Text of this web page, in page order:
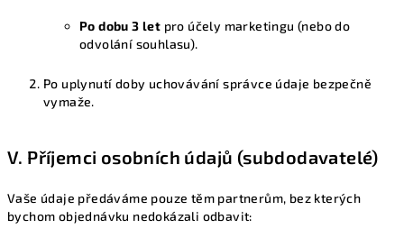
Po dobu 3 let pro účely marketingu (nebo do
odvolání souhlasu).
Po uplynutí doby uchovávání správce údaje bezpečně
vymaže.
V. Příjemci osobních údajů (subdodavatelé)
Vaše údaje předáváme pouze těm partnerům, bez kterých
bychom objednávku nedokázali odbavit: